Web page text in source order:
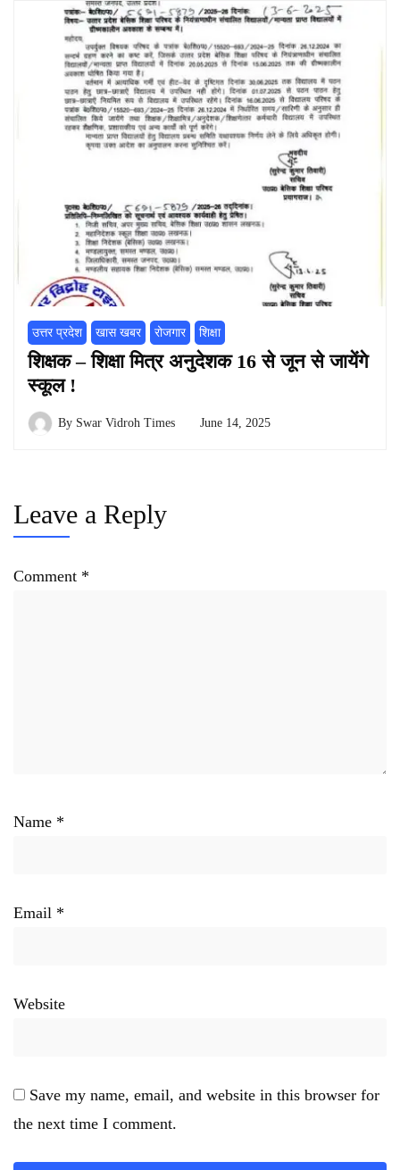
उत्तर प्रदेश खास खबर रोजगार शिक्षा
शिक्षक – शिक्षा मित्र अनुदेशक 16 से जून से जायेंगे
स्कूल !
By Swar Vidroh Times June 14, 2025
Leave a Reply
Comment *
Name *
Email *
Website
Save my name, email, and website in this browser for
the next time I comment.